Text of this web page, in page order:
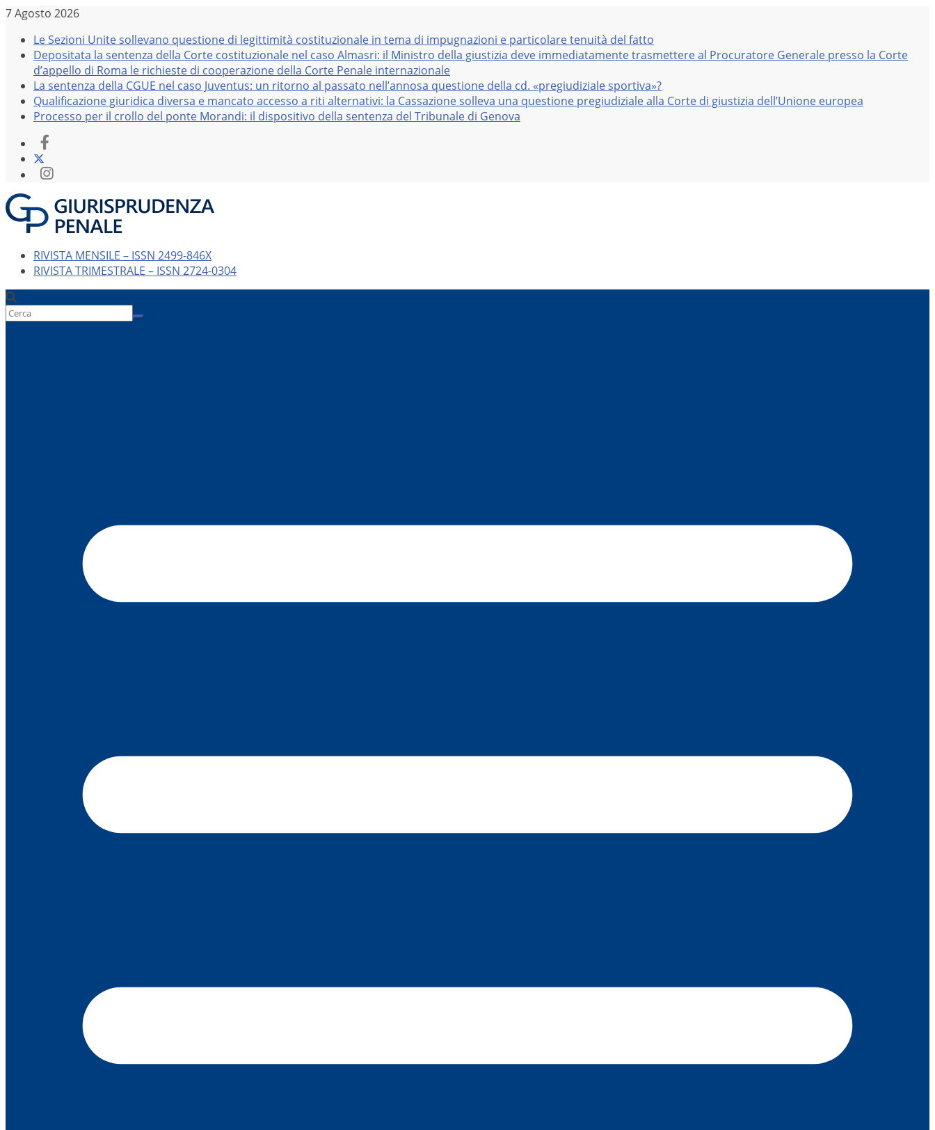
Salta
contenuto
7 Agosto 2026
Le Sezioni Unite sollevano questione di legittimità costituzionale in tema di impugnazioni e particolare tenuità del fatto
Depositata la sentenza della Corte costituzionale nel caso Almasri: il Ministro della giustizia deve immediatamente trasmettere al Procuratore Generale presso la Corte
d’appello di Roma le richieste di cooperazione della Corte Penale internazionale
La sentenza della CGUE nel caso Juventus: un ritorno al passato nell’annosa questione della cd. «pregiudiziale sportiva»?
Qualificazione giuridica diversa e mancato accesso a riti alternativi: la Cassazione solleva una questione pregiudiziale alla Corte di giustizia dell’Unione europea
Processo per il crollo del ponte Morandi: il dispositivo della sentenza del Tribunale di Genova
RIVISTA MENSILE – ISSN 2499-846X
RIVISTA TRIMESTRALE – ISSN 2724-0304